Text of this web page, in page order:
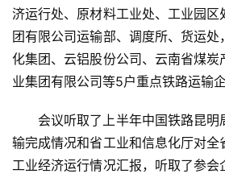
济运行处、原材料工业处、工业园
团有限公司运输部、调度所、货运处
化集团、云铝股份公司、云南省煤炭
业集团有限公司等5户重点铁路运输
会议听取了上半年中国铁路昆
输完成情况和省工业和信息化厅对全
工业经济运行情况汇报，听取了参